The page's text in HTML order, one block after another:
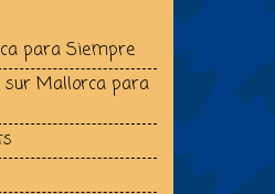
para Siempre
sur Mallorca para